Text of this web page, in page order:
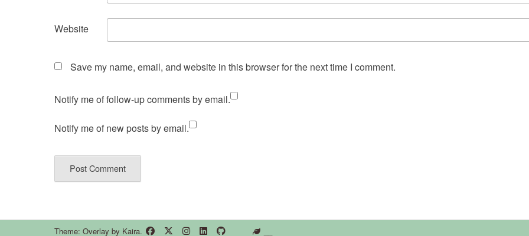
Website
Save my name, email, and website in this browser for the next time I comment.
Notify me of follow-up comments by email.
Notify me of new posts by email.
Theme: Overlay by Kaira.